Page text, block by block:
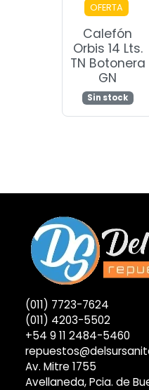
OFERTA
Calefón
Orbis 14 Lts.
TN Botonera
GN
Sin stock
(011) 7723-7624
(011) 4203-5502
+54 9 11 2484-5460
Av. Mitre 1755
Avellaneda, Pcia. de